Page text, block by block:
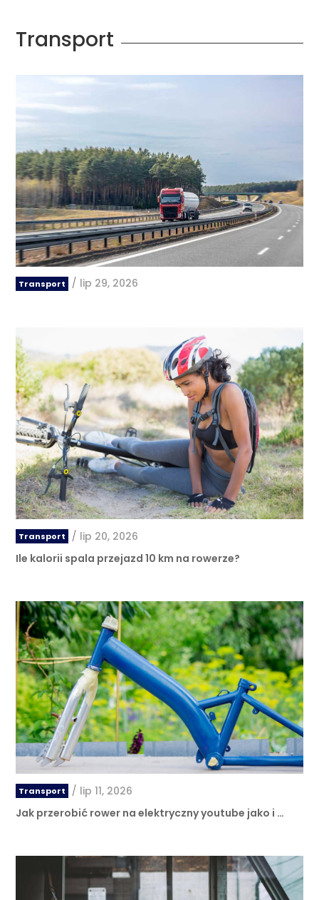
Transport
Transport / lip 29, 2026
Transport / lip 20, 2026
Ile kalorii spala przejazd 10 km na rowerze?
Transport / lip 11, 2026
Jak przerobić rower na elektryczny youtube jako i …